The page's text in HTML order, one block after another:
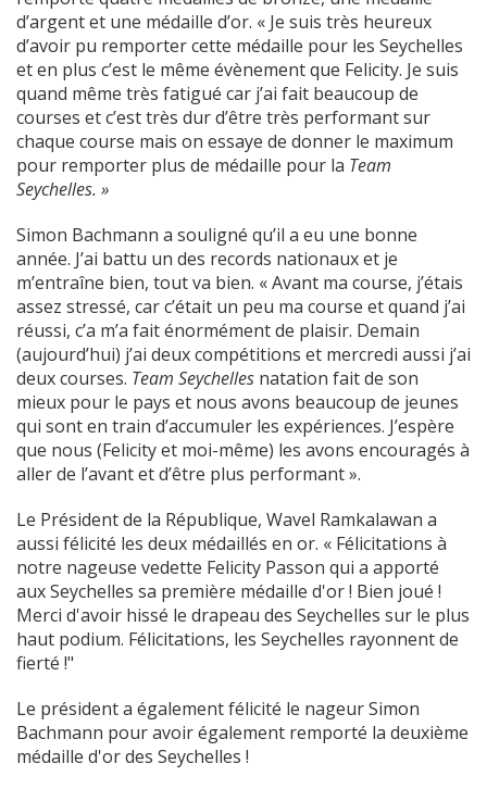
d’argent et une médaille d’or. « Je suis très heureux
d’avoir pu remporter cette médaille pour les Seychelles
et en plus c’est le même évènement que Felicity. Je suis
quand même très fatigué car j’ai fait beaucoup de
courses et c’est très dur d’être très performant sur
chaque course mais on essaye de donner le maximum
pour remporter plus de médaille pour la Team
Seychelles. »
Simon Bachmann a souligné qu’il a eu une bonne
année. J’ai battu un des records nationaux et je
m’entraîne bien, tout va bien. « Avant ma course, j’étais
assez stressé, car c’était un peu ma course et quand j’ai
réussi, c’a m’a fait énormément de plaisir. Demain
(aujourd’hui) j’ai deux compétitions et mercredi aussi j’ai
deux courses. Team Seychelles natation fait de son
mieux pour le pays et nous avons beaucoup de jeunes
qui sont en train d’accumuler les expériences. J’espère
que nous (Felicity et moi-même) les avons encouragés à
aller de l’avant et d’être plus performant ».
Le Président de la République, Wavel Ramkalawan a
aussi félicité les deux médaillés en or. « Félicitations à
notre nageuse vedette Felicity Passon qui a apporté
aux Seychelles sa première médaille d'or ! Bien joué !
Merci d'avoir hissé le drapeau des Seychelles sur le plus
haut podium. Félicitations, les Seychelles rayonnent de
fierté !"
Le président a également félicité le nageur Simon
Bachmann pour avoir également remporté la deuxième
médaille d'or des Seychelles !